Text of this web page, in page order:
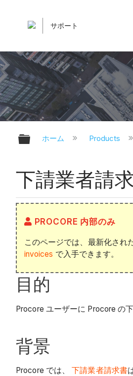
サポート
グローバル階層
ホーム Products
下請業者請
PROCORE 内部のみ
このページでは、最新化され
invoices で入手できます。
目的
Procore ユーザーに Procore の
背景
Procore では、下請業者請求書